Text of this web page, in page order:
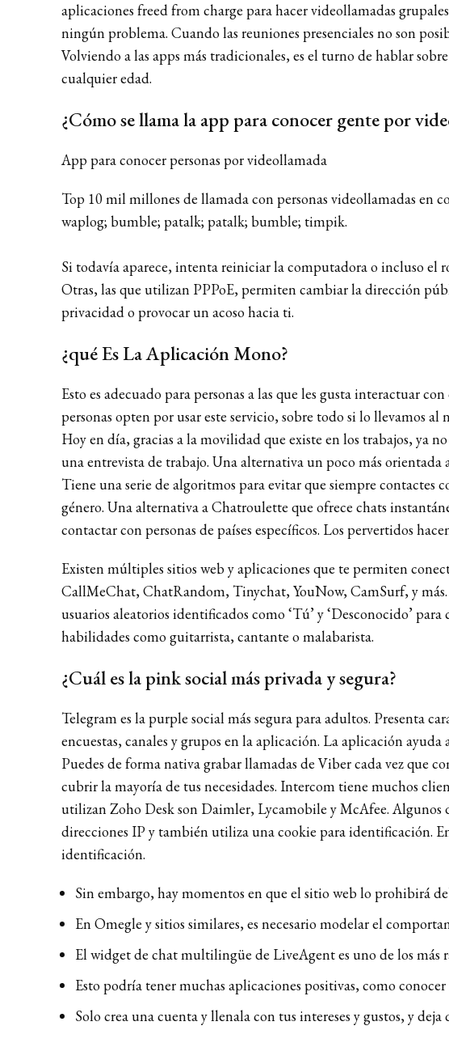
aplicaciones freed from charge para hacer videollamadas
ningún problema. Cuando las reuniones presenciales no son
Volviendo a las apps más tradicionales, es el turno de hablar
cualquier edad.
¿Cómo se llama la app para conocer gente por
App para conocer personas por videollamada
Top 10 mil millones de llamada con personas videollamadas en
waplog; bumble; patalk; patalk; bumble; timpik.
Si todavía aparece, intenta reiniciar la computadora o incluso el
Otras, las que utilizan PPPoE, permiten cambiar la dirección
privacidad o provocar un acoso hacia ti.
¿qué Es La Aplicación Mono?
Esto es adecuado para personas a las que les gusta interactuar
personas opten por usar este servicio, sobre todo si lo llevamos
Hoy en día, gracias a la movilidad que existe en los trabajos, ya
una entrevista de trabajo. Una alternativa un poco más
Tiene una serie de algoritmos para evitar que siempre contactes
género. Una alternativa a Chatroulette que ofrece chats
contactar con personas de países específicos. Los pervertidos
Existen múltiples sitios web y aplicaciones que te permiten
CallMeChat, ChatRandom, Tinychat, YouNow, CamSurf, y
usuarios aleatorios identificados como ‘Tú’ y ‘Desconocido’
habilidades como guitarrista, cantante o malabarista.
¿Cuál es la pink social más privada y segura?
Telegram es la purple social más segura para adultos. Presenta
encuestas, canales y grupos en la aplicación. La aplicación
Puedes de forma nativa grabar llamadas de Viber cada vez que
cubrir la mayoría de tus necesidades. Intercom tiene muchos
utilizan Zoho Desk son Daimler, Lycamobile y McAfee.
direcciones IP y también utiliza una cookie para identificación.
identificación.
Sin embargo, hay momentos en que el sitio web lo prohibirá
En Omegle y sitios similares, es necesario modelar el
El widget de chat multilingüe de LiveAgent es uno de los más
Esto podría tener muchas aplicaciones positivas, como
Solo crea una cuenta y llenala con tus intereses y gustos, y